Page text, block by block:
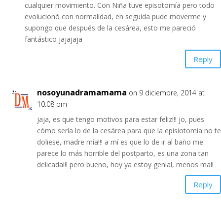
cualquier movimiento. Con Niña tuve episotomía pero todo
evolucionó con normalidad, en seguida pude moverme y
supongo que después de la cesárea, esto me pareció
fantástico jajajaja
Reply
nosoyunadramamama on 9 diciembre, 2014 at
10:08 pm
jaja, es que tengo motivos para estar feliz!!! jo, pues
cómo sería lo de la cesárea para que la episiotomia no te
doliese, madre mía!!! a mí es que lo de ir al baño me
parece lo más horrible del postparto, es una zona tan
delicada!!! pero bueno, hoy ya estoy genial, menos mal!
Reply